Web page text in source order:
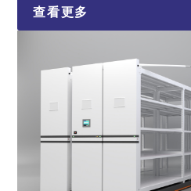
查看更多